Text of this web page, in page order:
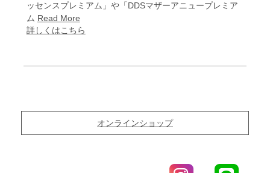
ッセンスプレミアム」や「DDSマザーアニュープレミア
ム Read More
詳しくはこちら
オンラインショップ